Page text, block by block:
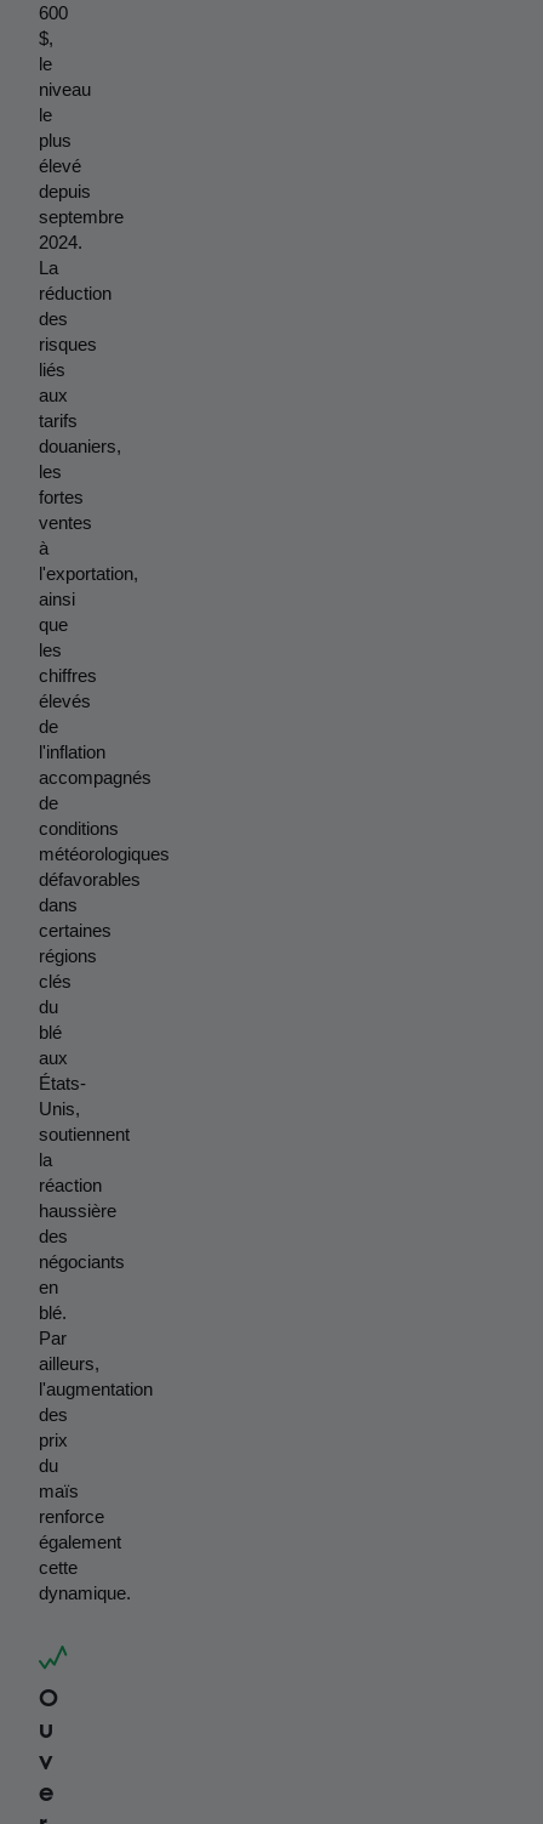
600
$,
le
niveau
le
plus
élevé
depuis
septembre
2024.
La
réduction
des
risques
liés
aux
tarifs
douaniers,
les
fortes
ventes
à
l'exportation,
ainsi
que
les
chiffres
élevés
de
l'inflation
accompagnés
de
conditions
météorologiques
défavorables
dans
certaines
régions
clés
du
blé
aux
États-
Unis,
soutiennent
la
réaction
haussière
des
négociants
en
blé.
Par
ailleurs,
l'augmentation
des
prix
du
maïs
renforce
également
cette
dynamique.
O
u
v
e